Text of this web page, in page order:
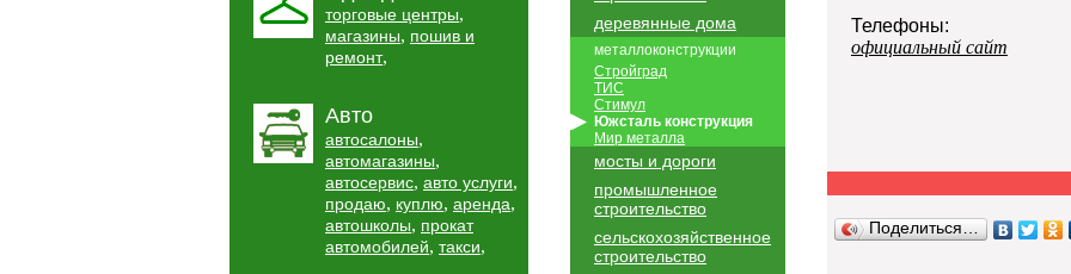
торговые центры,
магазины, пошив и
ремонт,
Авто
автосалоны,
автомагазины,
автосервис, авто услуги,
продаю, куплю, аренда,
автошколы, прокат
автомобилей, такси,
деревянные дома
металлоконструкции
Стройград
ТИС
Стимул
Южсталь конструкция
Мир металла
мосты и дороги
промышленное
строительство
сельскохозяйственное
строительство
Телефоны:
официальный сайт
Поделиться…